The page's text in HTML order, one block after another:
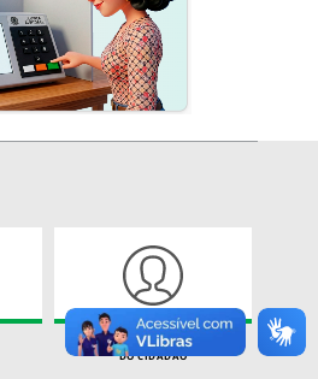
CARTA DE SERVIÇOS
DO CIDADÃO